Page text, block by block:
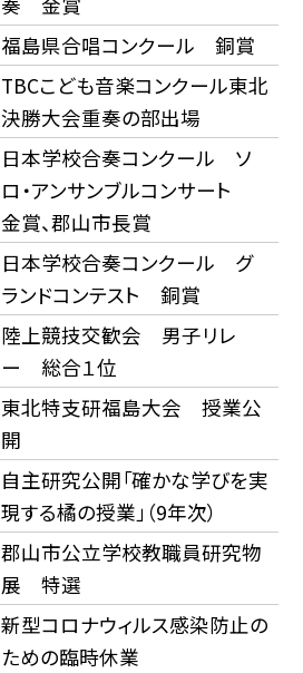
福島県合唱コンクール 銅賞
TBCこども音楽コンクール東北
決勝大会重奏の部出場
日本学校合奏コンクール ソ
ロ・アンサンブルコンサート
金賞、郡山市長賞
日本学校合奏コンクール グ
ランドコンテスト 銅賞
陸上競技交歓会 男子リレ
ー 総合１位
東北特支研福島大会 授業公
開
自主研究公開「確かな学びを実
現する橘の授業」（9年次）
郡山市公立学校教職員研究物
展 特選
新型コロナウィルス感染防止の
ための臨時休業